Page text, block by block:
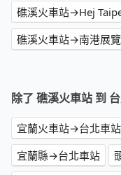
礁溪火車站→Hej
礁溪火車站→南港展
除了 礁溪火車站 到
宜蘭火車站→台北車站
宜蘭縣→台北車站